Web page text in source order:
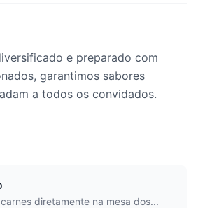
e preparado com
garantimos sabores
a todos os convidados.
diretamente na mesa dos...